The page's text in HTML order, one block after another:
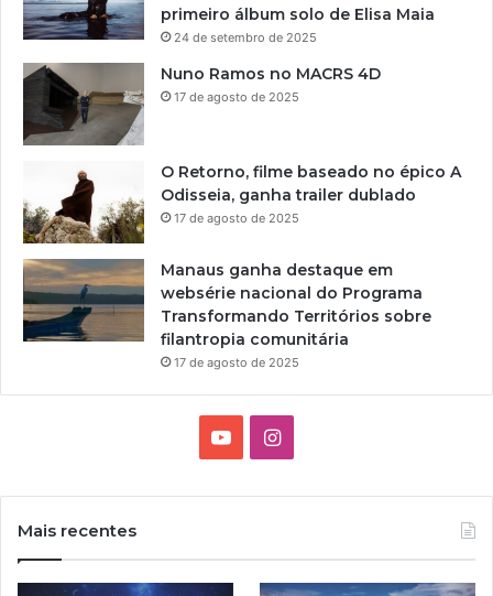
primeiro álbum solo de Elisa Maia
24 de setembro de 2025
Nuno Ramos no MACRS 4D
17 de agosto de 2025
O Retorno, filme baseado no épico A
Odisseia, ganha trailer dublado
17 de agosto de 2025
Manaus ganha destaque em
websérie nacional do Programa
Transformando Territórios sobre
filantropia comunitária
17 de agosto de 2025
I
Mais recentes